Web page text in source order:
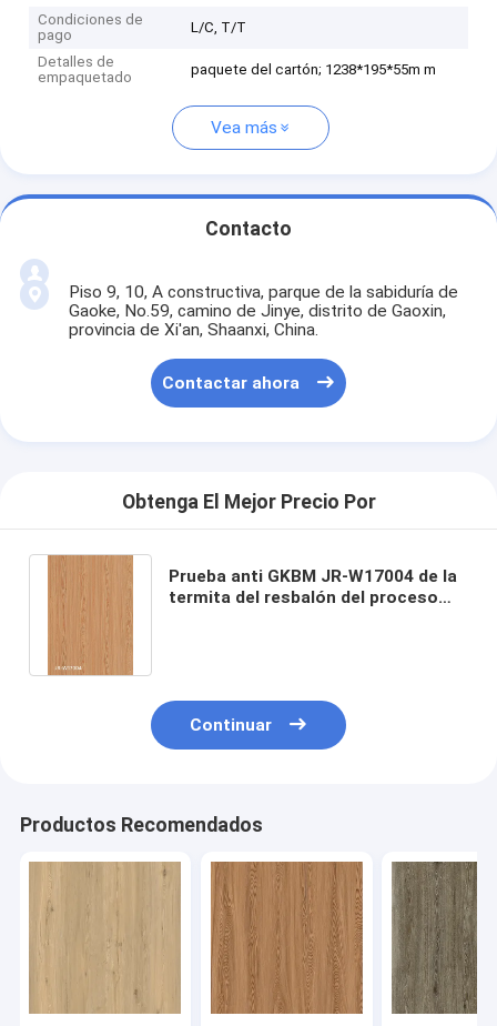
Condiciones de
pago
L/C, T/T
Detalles de
empaquetado
paquete del cartón; 1238*195*55m m
Vea más
Contacto
Piso 9, 10, A constructiva, parque de la sabiduría de
Gaoke, No.59, camino de Jinye, distrito de Gaoxin,
provincia de Xi'an, Shaanxi, China.
Contactar ahora
Obtenga El Mejor Precio Por
Prueba anti GKBM JR-W17004 de la
termita del resbalón del proceso
Continuar
Productos Recomendados